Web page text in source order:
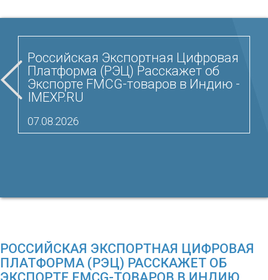
Российская Экспортная Цифровая
Платформа (РЭЦ) Расскажет об
Экспорте FMCG-товаров в Индию -
IMEXP.RU
07.08.2026
РОССИЙСКАЯ ЭКСПОРТНАЯ ЦИФРОВАЯ
ПЛАТФОРМА (РЭЦ) РАССКАЖЕТ ОБ